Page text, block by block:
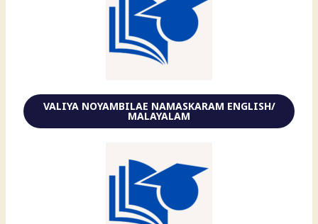
VALIYA NOYAMBILAE NAMASKARAM ENGLISH/
MALAYALAM